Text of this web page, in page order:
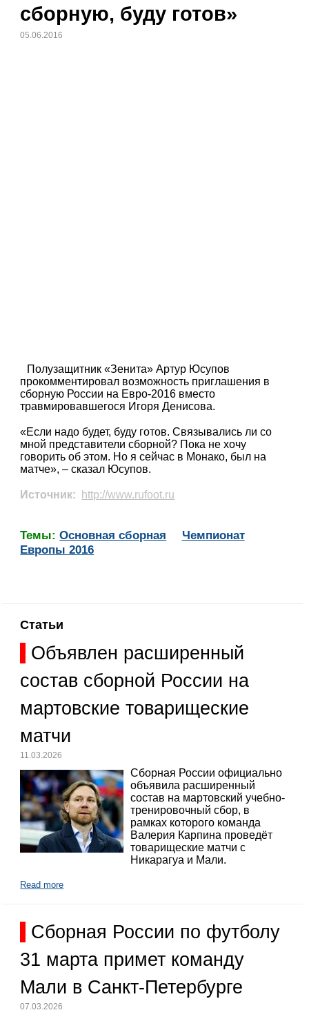
сборную, буду готов»
05.06.2016
Полузащитник «Зенита» Артур Юсупов
прокомментировал возможность приглашения в
сборную России на Евро-2016 вместо
травмировавшегося Игоря Денисова.
«Если надо будет, буду готов. Связывались ли со
мной представители сборной? Пока не хочу
говорить об этом. Но я сейчас в Монако, был на
матче», – сказал Юсупов.
Источник: http://www.rufoot.ru
Темы:Основная сборная
Чемпионат
Европы 2016
Статьи
Объявлен расширенный
состав сборной России на
мартовские товарищеские
матчи
11.03.2026
Сборная России официально
объявила расширенный
состав на мартовский учебно-
тренировочный сбор, в
рамках которого команда
Валерия Карпина проведёт
товарищеские матчи с
Никарагуа и Мали.
Read more
Сборная России по футболу
31 марта примет команду
Мали в Санкт-Петербурге
07.03.2026